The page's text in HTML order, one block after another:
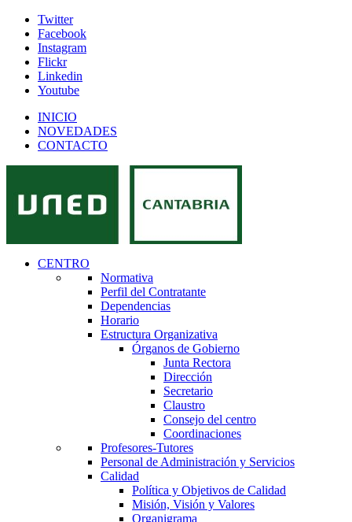
Twitter
Facebook
Instagram
Flickr
Linkedin
Youtube
INICIO
NOVEDADES
CONTACTO
CENTRO
Normativa
Perfil del Contratante
Dependencias
Horario
Estructura Organizativa
Órganos de Gobierno
Junta Rectora
Dirección
Secretario
Claustro
Consejo del centro
Coordinaciones
Profesores-Tutores
Personal de Administración y Servicios
Calidad
Política y Objetivos de Calidad
Misión, Visión y Valores
Organigrama